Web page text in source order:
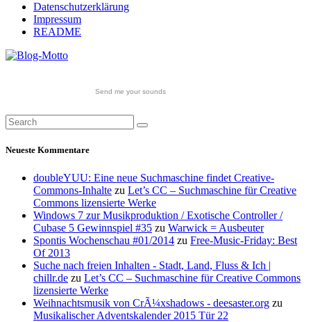
Datenschutzerklärung
Impressum
README
Send me your sounds
Neueste Kommentare
doubleYUU: Eine neue Suchmaschine findet Creative-
Commons-Inhalte zu Let’s CC – Suchmaschine für Creative
Commons lizensierte Werke
Windows 7 zur Musikproduktion / Exotische Controller /
Cubase 5 Gewinnspiel #35 zu Warwick = Ausbeuter
Spontis Wochenschau #01/2014 zu Free-Music-Friday: Best
Of 2013
Suche nach freien Inhalten - Stadt, Land, Fluss & Ich |
chillr.de zu Let’s CC – Suchmaschine für Creative Commons
lizensierte Werke
Weihnachtsmusik von CrÃ¼xshadows - deesaster.org zu
Musikalischer Adventskalender 2015 Tür 22